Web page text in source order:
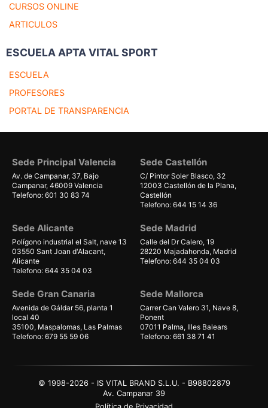
CURSOS ONLINE
ARTICULOS
ESCUELA APTA VITAL SPORT
ESCUELA
PROFESORES
PORTAL DE TRANSPARENCIA
Sede Principal Valencia
Av. de Campanar, 37, Bajo
Campanar, 46009 Valencia
Telefono: 601 30 83 74
Sede Castellón
C/ Pintor Soler Blasco, 32
12003 Castellón de la Plana,
Castellón
Telefono: 644 15 14 36
Sede Alicante
Polígono industrial el Salt, nave 13
03550 Sant Joan d'Alacant,
Alicante
Telefono: 644 35 04 03
Sede Madrid
Calle del Dr Calero, 19
28220 Majadahonda, Madrid
Telefono: 644 35 04 03
Sede Gran Canaria
Avenida de Gáldar 56, planta 1
local 40
35100, Maspalomas, Las Palmas
Telefono: 679 55 59 06
Sede Mallorca
Carrer Can Valero 31, Nave 8,
Ponent
07011 Palma, Illes Balears
Telefono: 661 38 71 41
© 1998-2026 - IS VITAL BRAND S.L.U. - B98802879
Av. Campanar 39